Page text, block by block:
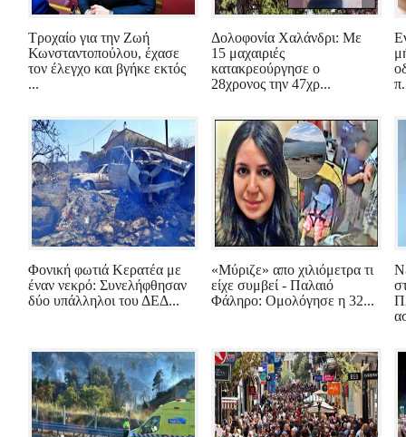
Τροχαίο για την Ζωή
Κωνσταντοπούλου, έχασε
τον έλεγχο και βγήκε εκτός
...
Δολοφονία Χαλάνδρι: Με
15 μαχαιριές
κατακρεούργησε ο
28χρονος την 47χρ...
Φονική φωτιά Κερατέα με
έναν νεκρό: Συνελήφθησαν
δύο υπάλληλοι του ΔΕΔ...
«Μύριζε» απο χιλιόμετρα τι
είχε συμβεί - Παλαιό
Φάληρο: Ομολόγησε η 32...